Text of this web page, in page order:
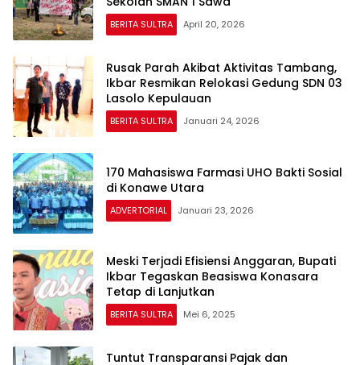
BERITA SULTRA April 20, 2026
Rusak Parah Akibat Aktivitas Tambang,
Ikbar Resmikan Relokasi Gedung SDN 03
Lasolo Kepulauan
BERITA SULTRA Januari 24, 2026
170 Mahasiswa Farmasi UHO Bakti Sosial
di Konawe Utara
ADVERTORIAL Januari 23, 2026
Meski Terjadi Efisiensi Anggaran, Bupati
Ikbar Tegaskan Beasiswa Konasara
Tetap di Lanjutkan
BERITA SULTRA Mei 6, 2025
Tuntut Transparansi Pajak dan